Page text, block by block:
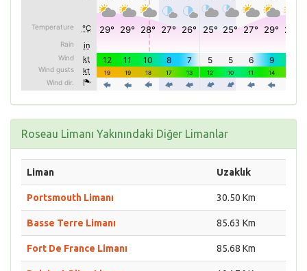
Roseau Limanı Yakınındaki Diğer Limanlar
Liman Uzaklık
Portsmouth Limanı 30.50 Km
Basse Terre Limanı 85.63 Km
Fort De France Limanı 85.68 Km